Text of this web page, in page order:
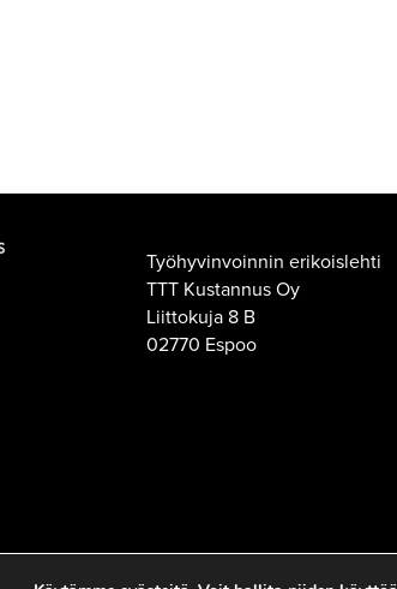
Työhyvinvoinnin erikoislehti
TTT Kustannus Oy
Liittokuja 8 B
02770 Espoo